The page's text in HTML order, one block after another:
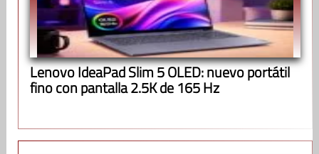
Lenovo IdeaPad Slim 5 OLED: nuevo portátil
fino con pantalla 2.5K de 165 Hz